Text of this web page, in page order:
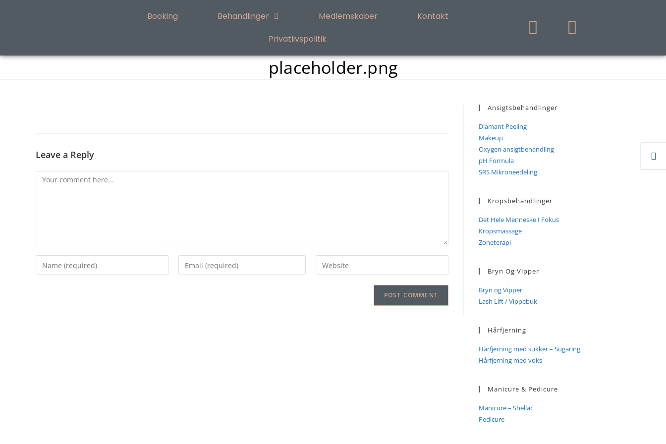
Booking Behandlinger Medlemskaber
Kontakt
Privatlivspolitik
placeholder.png
Leave a Reply
Ansigtsbehandlinger
Diamant Peeling
Makeup
Oxygen ansigtbehandling
pH Formula
SRS Mikroneedeling
Kropsbehandlinger
Det Hele Menneske I Fokus
Kropsmassage
Zoneterapi
Bryn Og Vipper
Bryn og Vipper
Lash Lift / Vippebuk
Hårfjerning
Hårfjerning med sukker – Sugaring
Hårfjerning med voks
Manicure & Pedicure
Manicure – Shellac
Pedicure